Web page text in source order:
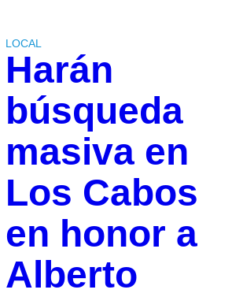
LOCAL
Harán
búsqueda
masiva en
Los Cabos
en honor a
Alberto